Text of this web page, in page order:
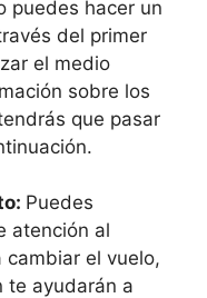
puedes hacer un
del primer
el medio
sobre los
que pasar
Puedes
atención al
cambiar el vuelo,
te ayudarán a